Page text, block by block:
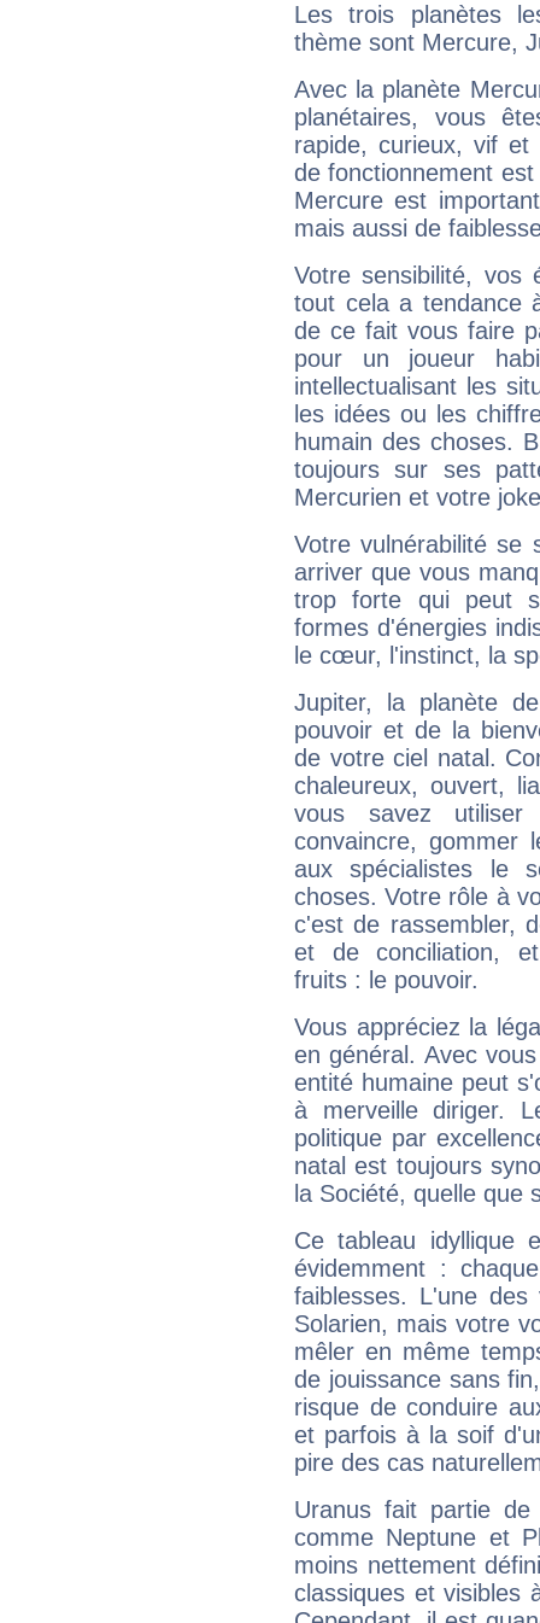
Les trois planètes
thème sont Mercure,
Avec la planète
planétaires, vous
rapide, curieux, vif et
de fonctionnement
Mercure est
mais aussi de
Votre sensibilité,
tout cela a tendance
de ce fait vous faire
pour un joueur
intellectualisant les
les idées ou les
humain des choses.
toujours sur ses
Mercurien et votre
Votre vulnérabilité se
arriver que vous
trop forte qui peut
formes d'énergies
le cœur, l'instinct, la
Jupiter, la planète
pouvoir et de la
de votre ciel natal.
chaleureux, ouvert,
vous savez
convaincre, gommer
aux spécialistes le
choses. Votre rôle à
c'est de rassembler,
et de conciliation,
fruits : le pouvoir.
Vous appréciez la
en général. Avec
entité humaine peut
à merveille diriger.
politique par
natal est toujours
la Société, quelle que
Ce tableau idyllique
évidemment :
faiblesses. L'une
Solarien, mais votre
mêler en même
de jouissance sans
risque de conduire
et parfois à la soif
pire des cas
Uranus fait partie
comme Neptune et
moins nettement
classiques et visibles